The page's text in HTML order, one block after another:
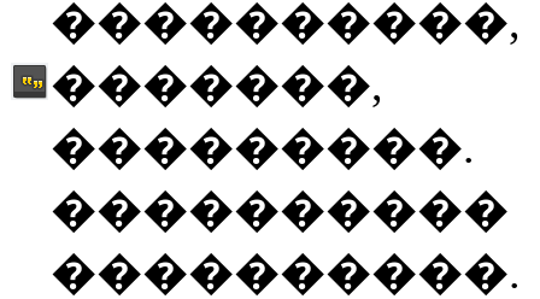
����������,
�������,
���������.
����������
����������.